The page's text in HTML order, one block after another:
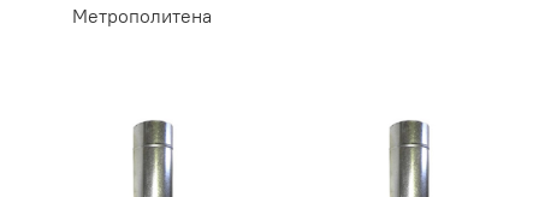
Метрополитена